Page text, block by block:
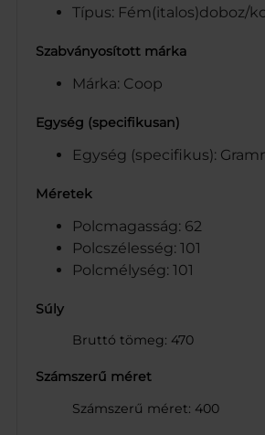
Típus: Fém(italos)doboz/
Szabványosított márka
Márka: Coop
Egység (specifikusan)
Egység (specifikus):
Méretek
Polcmagasság: 62
Polcszélesség: 101
Polcmélység: 101
Súly
Bruttó tömeg: 470
Számszerű méret
Számszerű méret: 400